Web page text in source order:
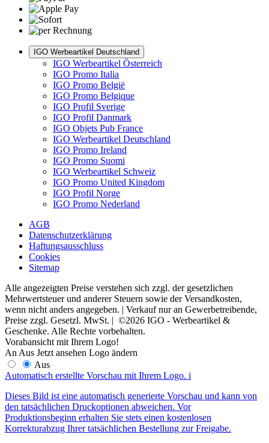
IGO Werbeartikel Deutschland
IGO Werbeartikel Österreich
IGO Promo Italia
IGO Promo België
IGO Promo Belgique
IGO Profil Sverige
IGO Profil Danmark
IGO Objets Pub France
IGO Werbeartikel Deutschland
IGO Promo Ireland
IGO Promo Suomi
IGO Werbeartikel Schweiz
IGO Promo United Kingdom
IGO Profil Norge
IGO Promo Nederland
AGB
Datenschutzerklärung
Haftungsausschluss
Cookies
Sitemap
Alle angezeigten Preise verstehen sich zzgl. der gesetzlichen
Mehrwertsteuer und anderer Steuern sowie der Versandkosten,
wenn nicht anders angegeben. | Verkauf nur an Gewerbetreibende,
Preise zzgl. Gesetzl. MwSt. | ©2026 IGO - Werbeartikel &
Geschenke. Alle Rechte vorbehalten.
Vorabansicht mit Ihrem Logo!
An Aus Jetzt ansehen Logo ändern
Aus
Automatisch erstellte Vorschau mit Ihrem Logo. i
Dieses Bild ist eine automatisch generierte Vorschau und kann von
den tatsächlichen Druckoptionen abweichen. Vor
Produktionsbeginn erhalten Sie stets einen kostenlosen
Korrekturabzug Ihrer tatsächlichen Bestellung zur Freigabe.